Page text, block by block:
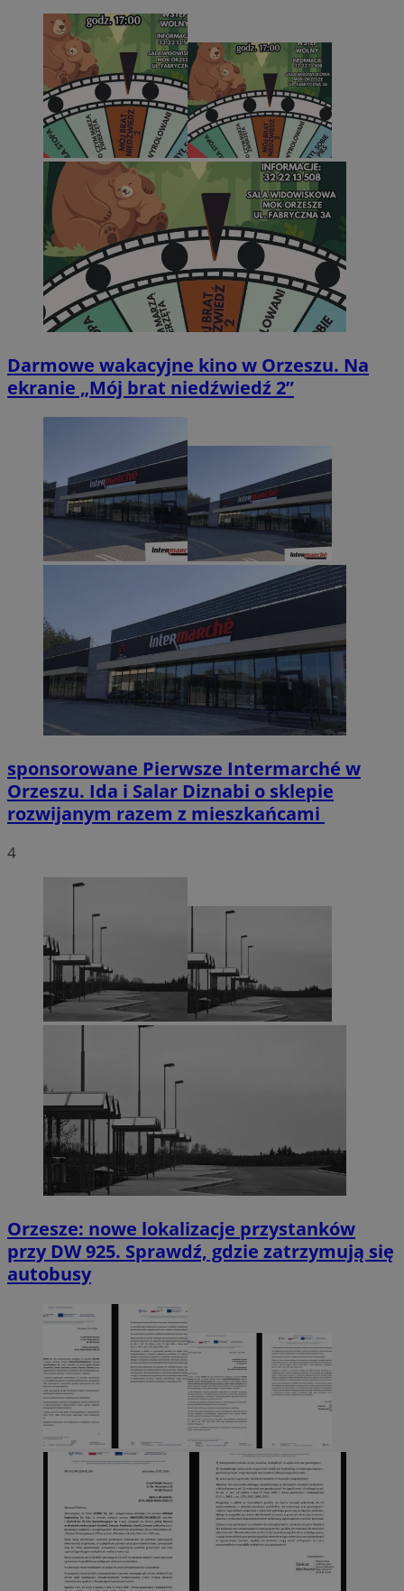
Darmowe wakacyjne kino w Orzeszu. Na
ekranie „Mój brat niedźwiedź 2”
sponsorowane Pierwsze Intermarché w
Orzeszu. Ida i Salar Diznabi o sklepie
rozwijanym razem z mieszkańcami
4
Orzesze: nowe lokalizacje przystanków
przy DW 925. Sprawdź, gdzie zatrzymują się
autobusy